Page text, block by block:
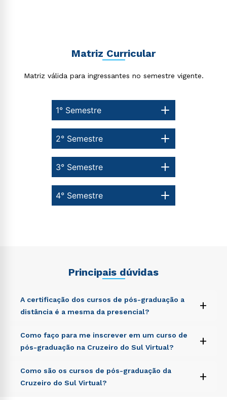
Matriz Curricular
Matriz válida para ingressantes no semestre vigente.
1° Semestre
4° Semestre
3° Semestre
2° Semestre
Principais dúvidas
A certificação dos cursos de pós-graduação a
distância é a mesma da presencial?
+
Sed ut perspiciatis unde omnis iste natus error sit
voluptatem accusantium doloremque laudantium,
totam rem aperiam, eaque ipsa quae ab illo inventore
explicabo. Nemo enim ipsam voluptatem quia
voluptas sit aspernatur aut odit aut fugit, sed quia
Como faço para me inscrever em um curso de
pós-graduação na Cruzeiro do Sul Virtual?
+
Sed ut perspiciatis unde omnis iste natus error sit
voluptatem accusantium doloremque laudantium,
totam rem aperiam, eaque ipsa quae ab illo inventore
Como são os cursos de pós-graduação da
Cruzeiro do Sul Virtual?
+